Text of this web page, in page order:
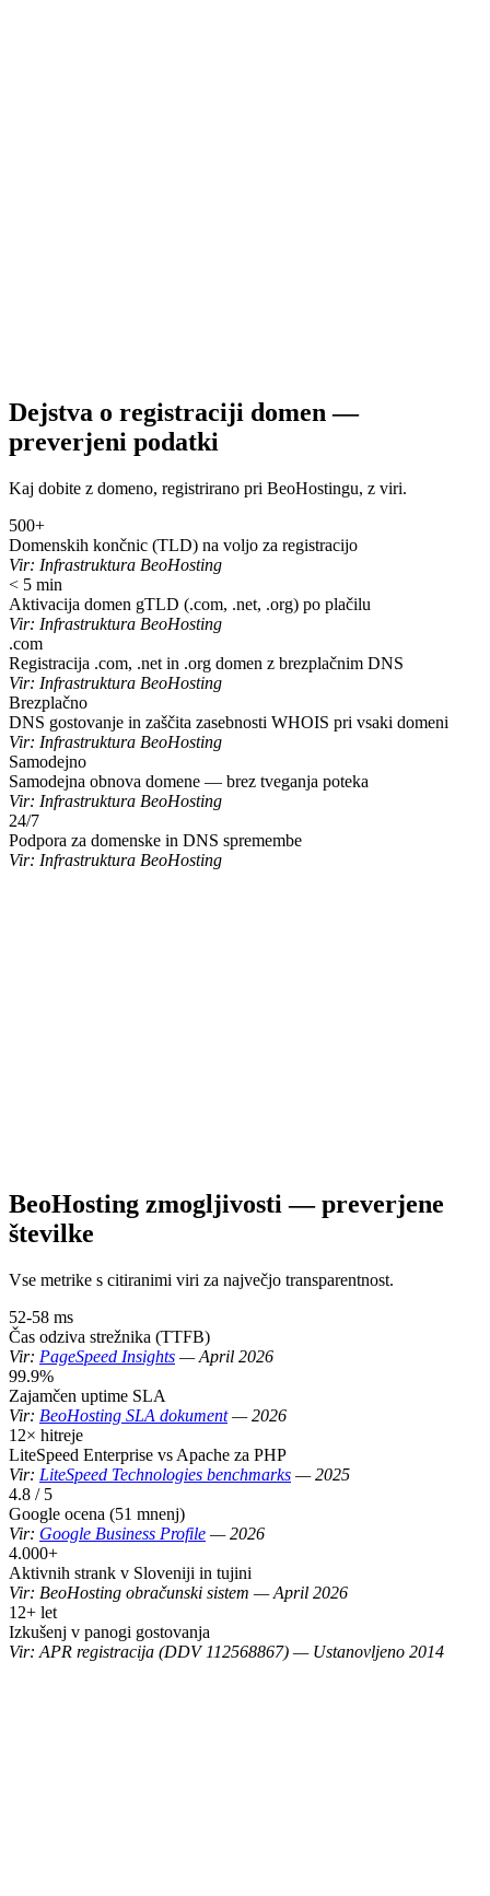
Dejstva o registraciji domen —
preverjeni podatki
Kaj dobite z domeno, registrirano pri BeoHostingu, z viri.
500+
Domenskih končnic (TLD) na voljo za registracijo
Vir: Infrastruktura BeoHosting
< 5 min
Aktivacija domen gTLD (.com, .net, .org) po plačilu
Vir: Infrastruktura BeoHosting
.com
Registracija .com, .net in .org domen z brezplačnim DNS
Vir: Infrastruktura BeoHosting
Brezplačno
DNS gostovanje in zaščita zasebnosti WHOIS pri vsaki domeni
Vir: Infrastruktura BeoHosting
Samodejno
Samodejna obnova domene — brez tveganja poteka
Vir: Infrastruktura BeoHosting
24/7
Podpora za domenske in DNS spremembe
Vir: Infrastruktura BeoHosting
BeoHosting zmogljivosti — preverjene
številke
Vse metrike s citiranimi viri za največjo transparentnost.
52-58 ms
Čas odziva strežnika (TTFB)
Vir: PageSpeed Insights —April 2026
99.9%
Zajamčen uptime SLA
Vir: BeoHosting SLA dokument—2026
12× hitreje
LiteSpeed Enterprise vs Apache za PHP
Vir: LiteSpeed Technologies benchmarks —2025
4.8 / 5
Google ocena (51 mnenj)
Vir: Google Business Profile —2026
4.000+
Aktivnih strank v Sloveniji in tujini
Vir: BeoHosting obračunski sistem —April 2026
12+ let
Izkušenj v panogi gostovanja
Vir: APR registracija (DDV 112568867) — Ustanovljeno 2014